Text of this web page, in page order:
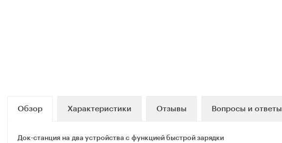
Обзор Характеристики Отзывы Вопросы и ответы
Док-станция на два устройства с функцией быстрой зарядки